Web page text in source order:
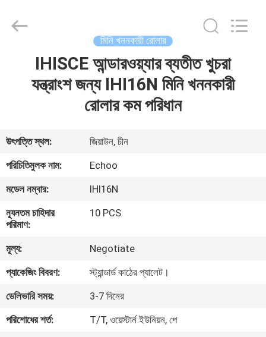
আমাদের
সম্পর্কে
কারখানা
ভ্রমণ
মান
নিয়ন্ত্রণ
খবর
Corporation.
মিনি খননকারী রোলার
IHISCE আন্ডারওয়্যার ব্যতীত খুচরা
যন্ত্রাংশ জন্য IHI16N মিনি খননকারী
রোলার কম পরিধান
উৎপত্তি স্থল:
জিয়াউন, চীন
পরিচিতিমুলক নাম:
Echoo
মডেল নম্বার:
IHI16N
ন্যূনতম চাহিদার
পরিমাণ:
10 PCS
মূল্য:
Negotiate
প্যাকেজিং বিবরণ:
স্ট্যান্ডার্ড কাঠের প্যালেট।
ডেলিভারি সময়:
3-7 দিনের
পরিশোধের শর্ত:
T/T, ওয়েস্টার্ন ইউনিয়ন, পে